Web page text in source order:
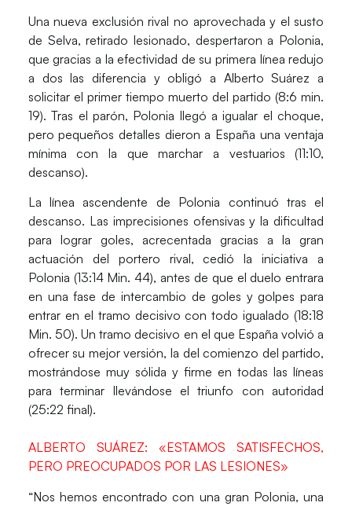
Una nueva exclusión rival no aprovechada y el susto
de Selva, retirado lesionado, despertaron a Polonia,
que gracias a la efectividad de su primera línea redujo
a dos las diferencia y obligó a Alberto Suárez a
solicitar el primer tiempo muerto del partido (8:6 min.
19). Tras el parón, Polonia llegó a igualar el choque,
pero pequeños detalles dieron a España una ventaja
mínima con la que marchar a vestuarios (11:10,
descanso).
La línea ascendente de Polonia continuó tras el
descanso. Las imprecisiones ofensivas y la dificultad
para lograr goles, acrecentada gracias a la gran
actuación del portero rival, cedió la iniciativa a
Polonia (13:14 Min. 44), antes de que el duelo entrara
en una fase de intercambio de goles y golpes para
entrar en el tramo decisivo con todo igualado (18:18
Min. 50). Un tramo decisivo en el que España volvió a
ofrecer su mejor versión, la del comienzo del partido,
mostrándose muy sólida y firme en todas las líneas
para terminar llevándose el triunfo con autoridad
(25:22 final).
ALBERTO SUÁREZ: «ESTAMOS SATISFECHOS,
PERO PREOCUPADOS POR LAS LESIONES»
“Nos hemos encontrado con una gran Polonia, una